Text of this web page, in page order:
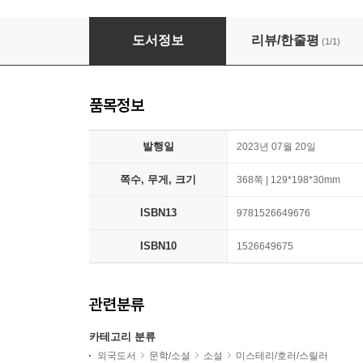
The Remarkably Bright Creatures
도서정보 리뷰/한줄평 (1/1)
품목정보
발행일 2023년 07월 20일
쪽수, 무게, 크기 368쪽 | 129*198*30mm
ISBN13 9781526649676
ISBN10 1526649675
관련분류
카테고리 분류
외국도서 문학/소설 소설
미스테리/호러/스릴러